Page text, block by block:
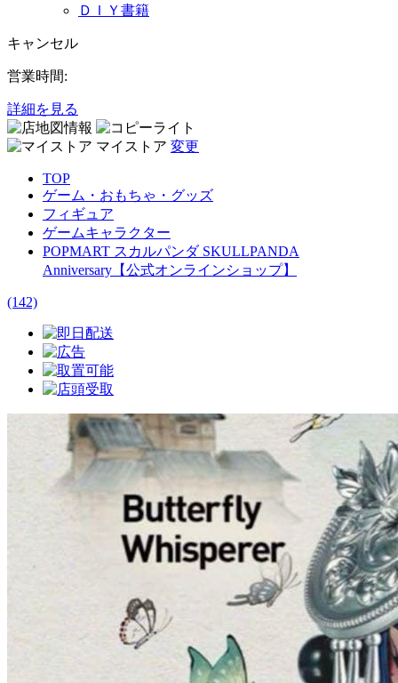
ＤＩＹ書籍
キャンセル
営業時間:
詳細を見る
マイストア 変更
TOP
ゲーム・おもちゃ・グッズ
フィギュア
ゲームキャラクター
POPMART スカルパンダ SKULLPANDA
Anniversary【公式オンラインショップ】
(142)